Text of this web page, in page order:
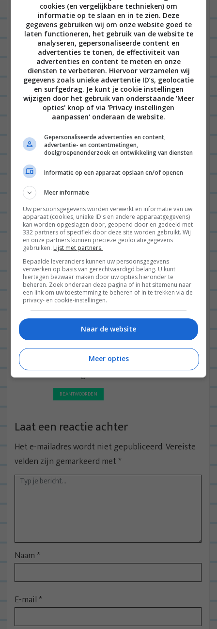
bloem en 1 bord met paneermeel
(eventueel mengen met wat peper en
zout). Koop ongepaneerde schnitzels
en bedek deze eerst met bloem, haal
ze dan door het ei en bedek
vervolgens met paneermeel. Op niet
te hoog vuur bakken en eet
smakelijk!
BEANTWOORDEN
CHANTAL 26/01/2017 op 18:54
Chili saus mengen met ‘n theelepel
truffelmayo. Heerlijk! Ook lekker bij
rozemarijn aardappeltjes uit de oven
🙂
BEANTWOORDEN
TANJA 26/01/2017 op 14:12
Kipschnitzel zelf maken met
cajunkruiden! Beleggen met crème
fraiche, uitgebakken ontbijtspek, sla,
rood uitje, paprika (eventueel
pijnboompitten/andere groente) en
honing mosterd saus
BEANTWOORDEN
Laat een reactie achter
Het e-mailadres wordt niet gepubliceerd.Vereiste
velden zijn gemarkeerd met*
Naam*
E-mail*
cookies (en vergelijkbare technieken) om
informatie op te slaan en in te zien. Deze
gegevens gebruiken wij om onze website goed te
laten functioneren, het gebruik van de website te
analyseren, gepersonaliseerde content en
advertenties te tonen, de effectiviteit van
advertenties en content te meten en onze
diensten te verbeteren. Hiervoor verzamelen wij
gegevens zoals unieke advertentie ID’s, geolocatie
en surfgedrag. Je kunt je cookie instellingen
wijzigen door het gebruik van onderstaande 'Meer
opties' knop of via 'Privacy instellingen
aanpassen' onderaan de website.
Gepersonaliseerde advertenties en content,
advertentie- en contentmetingen,
doelgroepenonderzoek en ontwikkeling van diensten
Informatie op een apparaat opslaan en/of openen
Meer informatie
Uw persoonsgegevens worden verwerkt en informatie van uw
apparaat (cookies, unieke ID's en andere apparaatgegevens)
kan worden opgeslagen door, geopend door en gedeeld met
332 partners of specifiek door deze site worden gebruikt. Wij
en onze partners kunnen precieze geolocatiegegevens
gebruiken. Lijst met partners.
Bepaalde leveranciers kunnen uw persoonsgegevens
verwerken op basis van gerechtvaardigd belang. U kunt
hiertegen bezwaar maken door uw opties hieronder te
beheren. Zoek onderaan deze pagina of in het sitemenu naar
een link om uw toestemming te beheren of in te trekken via de
privacy- en cookie-instellingen.
Naar de website
Meer opties